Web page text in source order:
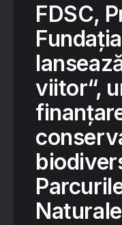
FDSC,
viitor“,